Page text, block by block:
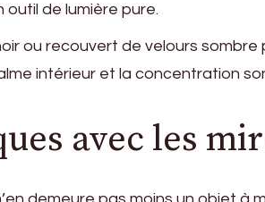
outil de lumière pure.
ou recouvert de velours
intérieur et la concentration
avec les